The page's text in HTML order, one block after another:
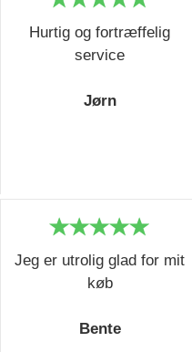
Hurtig og fortræffelig
service
Jørn
Jeg er utrolig glad for mit
køb
Bente